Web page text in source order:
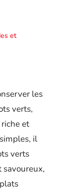
et
les
verts,
et
il
verts